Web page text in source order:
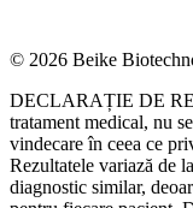
© 2026 Beike
DECLARAȚIE DE
tratament medical, nu
vindecare în ceea ce
Rezultatele variază de
diagnostic similar,